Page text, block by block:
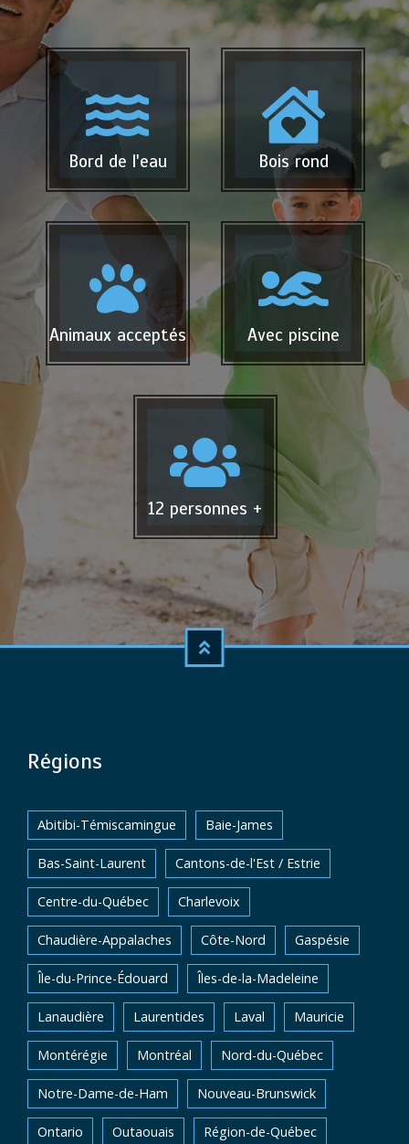
Bord de l'eau Bois rond
Animaux acceptés Avec piscine
12 personnes +
Régions
Abitibi-Témiscamingue Baie-James
Bas-Saint-Laurent Cantons-de-l'Est / Estrie
Centre-du-Québec Charlevoix
Chaudière-Appalaches Côte-Nord Gaspésie
Île-du-Prince-Édouard Îles-de-la-Madeleine
Lanaudière Laurentides Laval Mauricie
Montérégie Montréal Nord-du-Québec
Notre-Dame-de-Ham Nouveau-Brunswick
Ontario Outaouais Région-de-Québec